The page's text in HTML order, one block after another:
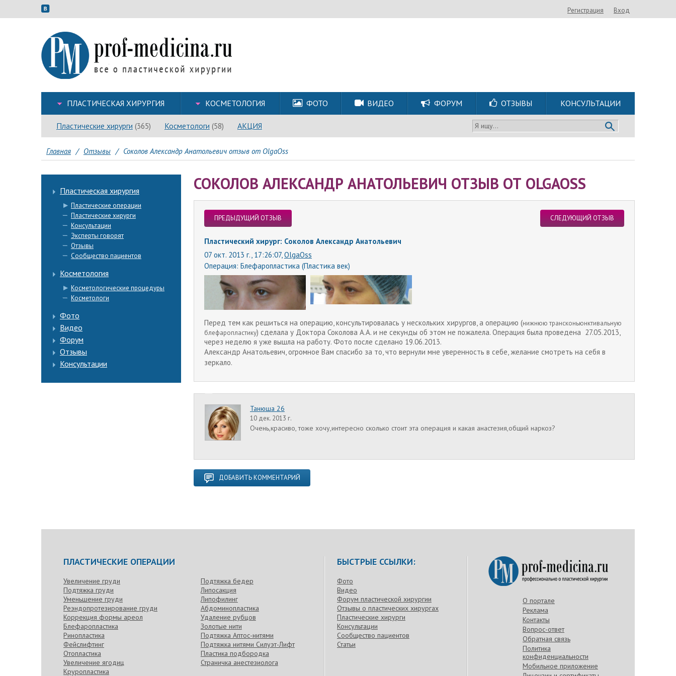
Регистрация Вход
ПЛАСТИЧЕСКАЯ ХИРУРГИЯ КОСМЕТОЛОГИЯ ФОТО ВИДЕО ФОРУМ ОТЗЫВЫ КОНСУЛЬТАЦИИ
Пластические хирурги (365) Косметологи (58) АКЦИЯ Я ищу...
Главная / Отзывы / Соколов Александр Анатольевич отзыв от OlgaOss
Пластическая хирургия
Пластические операции
Пластические хирурги
Консультации
Эксперты говорят
Отзывы
Сообщество пациентов
Косметология
Косметологические процедуры
Косметологи
Фото
Видео
Форум
Отзывы
Консультации
СОКОЛОВ АЛЕКСАНДР АНАТОЛЬЕВИЧ ОТЗЫВ ОТ OLGAOSS
ПРЕДЫДУЩИЙ ОТЗЫВ СЛЕДУЮЩИЙ ОТЗЫВ
Пластический хирург: Соколов Александр Анатольевич
07 окт. 2013 г., 17:26:07, OlgaOss
Операция: Блефаропластика (Пластика век)
Перед тем как решиться на операцию, консультировалась у нескольких хирургов, а операцию (нижнюю трансконьюнктивальную
блефаропластику) сделала у Доктора Соколова А.А. и не секунды об этом не пожалела. Операция была проведена 27.05.2013,
через неделю я уже вышла на работу. Фото после сделано 19.06.2013.
Александр Анатольевич, огромное Вам спасибо за то, что вернули мне уверенность в себе, желание смотреть на себя в
зеркало.
Танюша 26
10 дек. 2013 г.
Очень,красиво, тоже хочу,интересно сколько стоит эта операция и какая анастезия,общий наркоз?
ДОБАВИТЬ КОММЕНТАРИЙ
ПЛАСТИЧЕСКИЕ ОПЕРАЦИИ
Увеличение груди
Подтяжка груди
Уменьшение груди
Реэндопротезирование груди
Коррекция формы ареол
Блефаропластика
Ринопластика
Фейслифтинг
Отопластика
Увеличение ягодиц
Круропластика
Подтяжка бедер
Липосакция
Липофилинг
Абдоминопластика
Удаление рубцов
Золотые нити
Подтяжка Аптос-нитями
Подтяжка нитями Силуэт-Лифт
Пластика подбородка
Страничка анестезиолога
БЫСТРЫЕ ССЫЛКИ:
Фото
Видео
Форум пластической хирургии
Отзывы о пластических хирургах
Пластические хирурги
Консультации
Сообщество пациентов
Статьи
О портале
Реклама
Контакты
Вопрос-ответ
Обратная связь
Политика
конфиденциальности
Мобильное приложение